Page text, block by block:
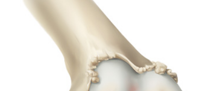
احساس گرمی در مفصل زانو
درد، تورم و التهاب شدید مفصل
تغییر شکل، حالت و اندازه مفصل زانو
مشکلاتی در راه رفتـن و بالا رفتـن از پله‌ها
خشکی زانو در صبح یا در اثر نشست‌ن طولانی